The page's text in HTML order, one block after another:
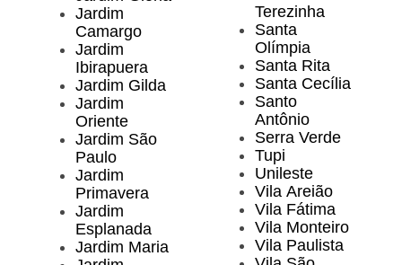
Jardim
Camargo
Jardim
Ibirapuera
Jardim Gilda
Jardim
Oriente
Jardim São
Paulo
Jardim
Primavera
Jardim
Esplanada
Jardim Maria
Terezinha
Santa
Olímpia
Santa Rita
Santa Cecília
Santo
Antônio
Serra Verde
Tupi
Unileste
Vila Areião
Vila Fátima
Vila Monteiro
Vila Paulista